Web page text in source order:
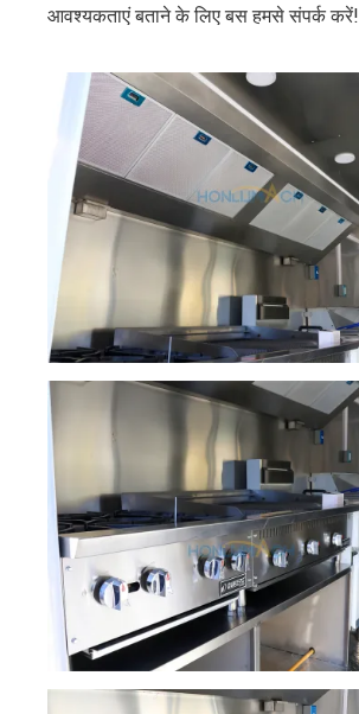
आवश्यकताएं बताने के लिए बस हमसे संपर्क करें!